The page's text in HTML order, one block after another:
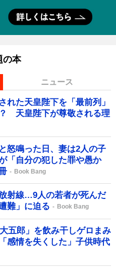
の本
ニュース
れた天皇陛下を「最前列」
天皇陛下が尊敬される理
怒鳴った日、妻は2人の子
「自分の犯した罪や愚か
Book Bang
射線…9人の若者が死んだ
難」に迫る
Book Bang
五郎」を飲み干しゲロまみ
感情を失くした」子供時代